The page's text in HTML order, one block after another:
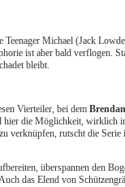
Michael (Jack
ist aber bald verflogen.
bleibt.
Vierteiler, bei dem
die Möglichkeit,
rutscht die
überspannen den
das Elend von